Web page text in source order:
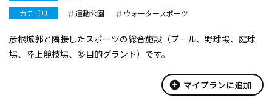
カテゴリ
運動公園 ウォータースポーツ
彦根城郭と隣接したスポーツの総合施設（プール、野球場、庭球
場、陸上競技場、多目的グランド）です。
add_circle マイプランに追加